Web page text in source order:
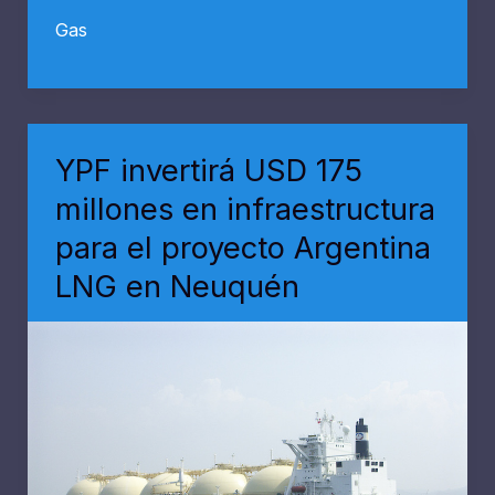
Legislatura
el
acuerdo
con
Gas
YPF invertirá USD 175
millones en infraestructura
para el proyecto Argentina
LNG en Neuquén